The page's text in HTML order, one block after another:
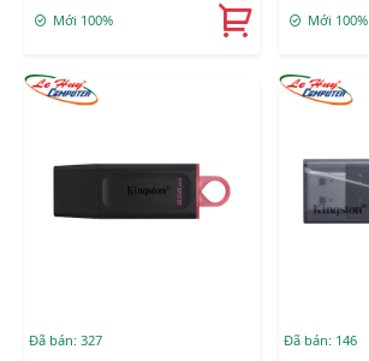
Mới 100% Mới 100%
Đã bán: 327 Đã bán: 146